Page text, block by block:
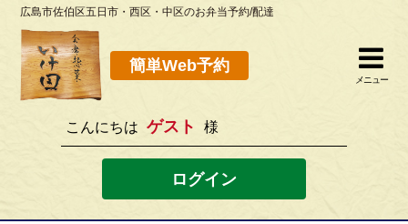
閉じる
082-923-8298
[営業時間]10：30~19：00 [定休日]水曜
広島市佐伯区五日市・西区・中区のお弁当予約/配達
簡単Web予約
メニュー
こんにちは ゲスト 様
ログイン